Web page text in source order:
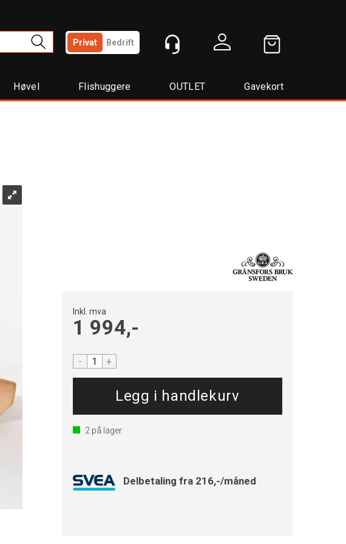
Privat Bedrift
Høvel Flishuggere OUTLET Gavekort
Inkl. mva
1 994,-
- +
2på lager
Delbetaling fra 216,-/måned